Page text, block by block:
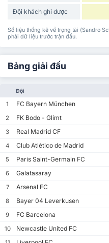
Đội khách ghi được
Số liệu thống kê về trọng tài (Sandro
phải dữ liệu trước trận đấu.
Bảng giải đấu
Đội
1 FC Bayern München
2
FK Bodo - Glimt
3
Real Madrid CF
4
Club Atlético de Madrid
5
Paris Saint-Germain FC
6
Galatasaray
7
Arsenal FC
8
Bayer 04 Leverkusen
9
FC Barcelona
10
Newcastle United FC